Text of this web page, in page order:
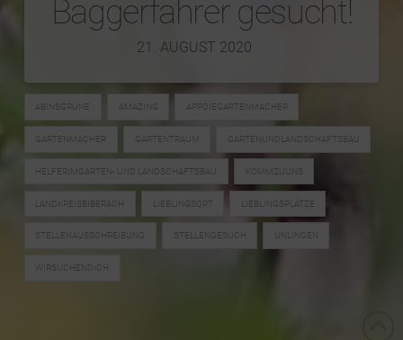
Baggerfahrer gesucht!
21. AUGUST 2020
ABINSGRÜNE AMAZING APPDIEGARTENMACHER
GARTENMACHER GARTENTRAUM GARTENUNDLANDSCHAFTSBAU
HELFERIMGARTEN- UND LANDSCHAFTSBAU KOMMZUUNS
LANDKREISBIBERACH LIEBLINGSORT LIEBLINGSPLÄTZE
STELLENAUSSCHREIBUNG STELLENGESUCH UNLINGEN
WIRSUCHENDICH